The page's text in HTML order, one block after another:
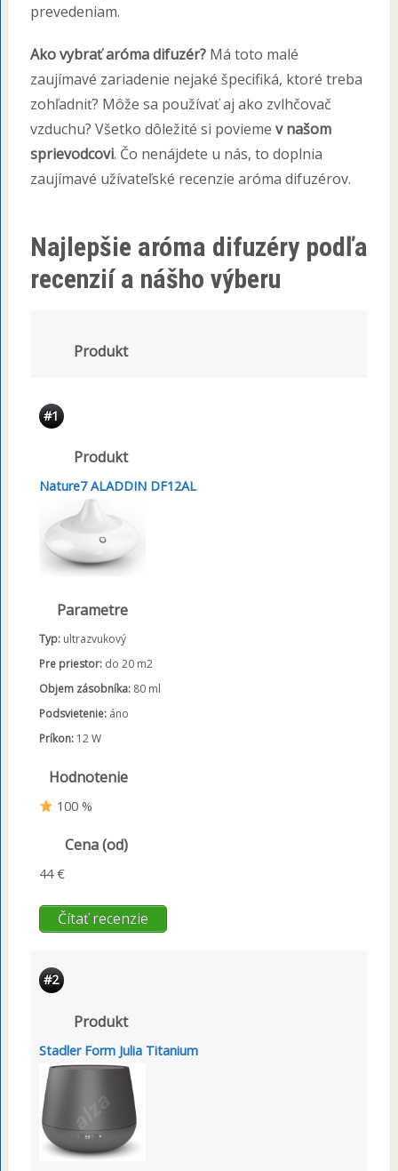
prevedeniam.
Ako vybrať aróma difuzér?Má toto malé
zaujímavé zariadenie nejaké špecifiká, ktoré treba
zohľadniť? Môže sa používať aj ako zvlhčovač
vzduchu? Všetko dôležité si povieme v našom
sprievodcovi. Čo nenájdete u nás, to doplnia
zaujímavé užívateľské recenzie aróma difuzérov.
Najlepšie aróma difuzéry podľa
recenzií a nášho výberu
Produkt
#1
Produkt
Nature7 ALADDIN DF12AL
Parametre
Typ:ultrazvukový
Pre priestor:do 20 m2
Objem zásobníka:80 ml
Podsvietenie:áno
Príkon:12 W
Hodnotenie
100 %
Cena (od)
44 €
Čítať recenzie
#2
Produkt
Stadler Form Julia Titanium